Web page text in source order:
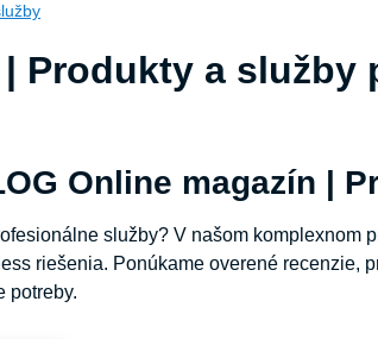
Produkty a služby
Online magazín |
služby? V našom komplexnom
riešenia. Ponúkame overené recenzie,
potreby.